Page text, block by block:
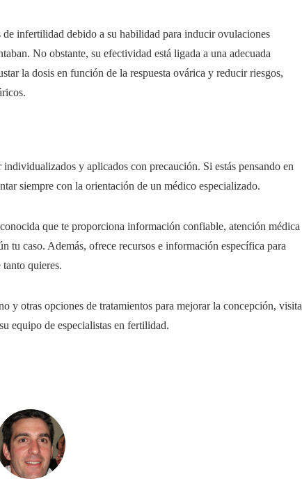
infertilidad debido a su habilidad para inducir ovulaciones
No obstante, su efectividad está ligada a una adecuada
la dosis en función de la respuesta ovárica y reducir riesgos,
y aplicados con precaución. Si estás pensando en
siempre con la orientación de un médico especializado.
que te proporciona información confiable, atención médica
tu caso. Además, ofrece recursos e información específica para
quieres.
y otras opciones de tratamientos para mejorar la concepción, visita
equipo de especialistas en fertilidad.